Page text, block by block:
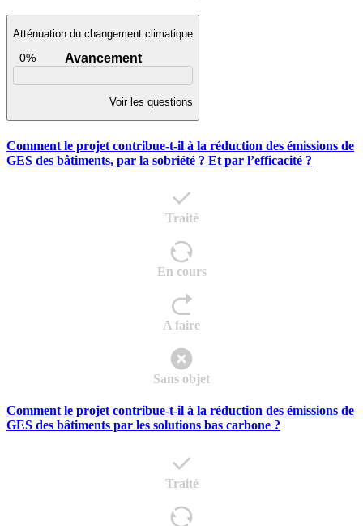
Atténuation du changement climatique
Avancement
0%
Voir les questions
Comment le projet contribue-t-il à la réduction des émissions de
GES des bâtiments, par la sobriété ? Et par l’efficacité ?
Traité
En cours
A faire
Sans objet
Comment le projet contribue-t-il à la réduction des émissions de
GES des bâtiments par les solutions bas carbone ?
Traité